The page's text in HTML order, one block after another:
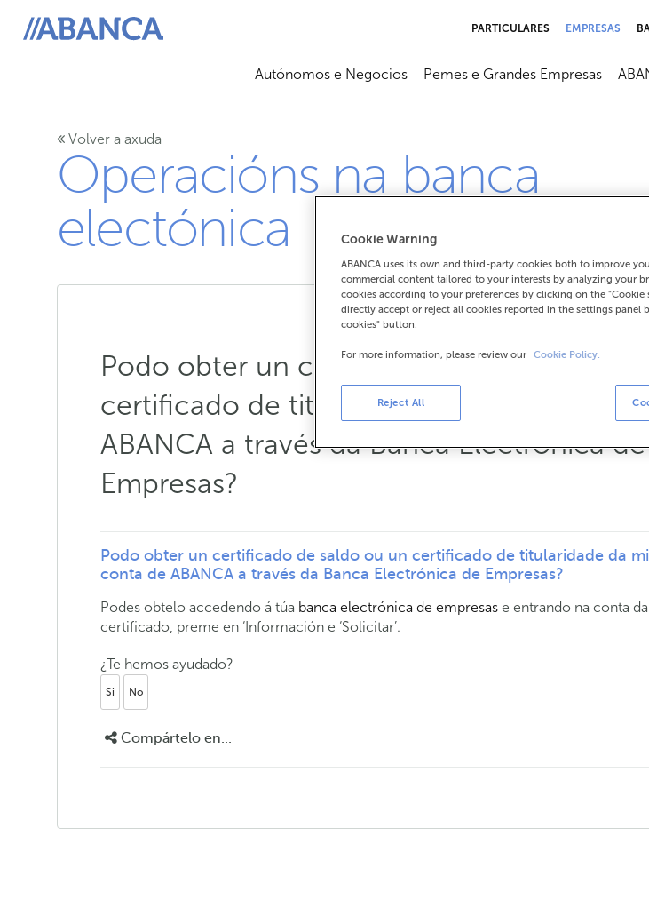
ABANCA
PARTICULARES EMPRESAS
Autónomos e Negocios Pemes e Grandes Empresas
Volver a axuda
Operacións na banca
electónica
Podo obter un certificado de saldo ou un
certificado de titularidade da miña conta
ABANCA a través da Banca Electrónica de
Empresas?
Podo obter un certificado de saldo ou un certificado de titularidade da
conta de ABANCA a través da Banca Electrónica de Empresas?
Podes obtelo accedendo á túa banca electrónica de empresas e entrando na conta
certificado, preme en ‘Información e ‘Solicitar’.
¿Te hemos ayudado?
Si No
Compártelo en...
Cookie Warning
ABANCA uses its own and third-party cookies both to improve
commercial content tailored to your interests by analyzing your
cookies according to your preferences by clicking on the
directly accept or reject all cookies reported in the settings panel
cookies" button.
For more information, please review our Cookie Policy.
Reject All